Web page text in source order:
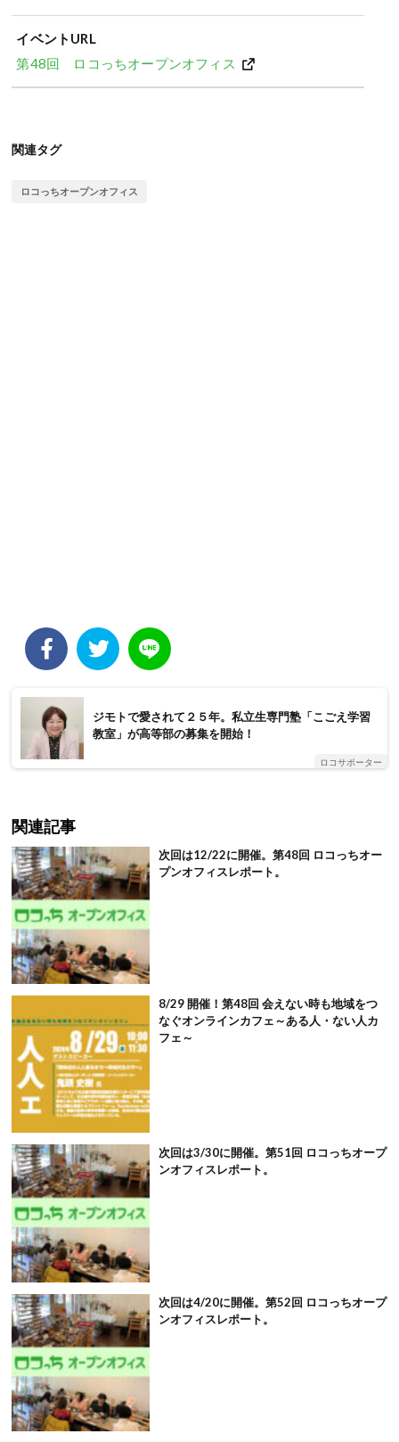
イベントURL
第48回 ロコっちオープンオフィス
関連タグ
ロコっちオープンオフィス
ジモトで愛されて２５年。私立生専門塾「こごえ学習
教室」が高等部の募集を開始！
ロコサポーター
関連記事
次回は12/22に開催。第48回 ロコっちオー
プンオフィスレポート。
8/29 開催！第48回 会えない時も地域をつ
なぐオンラインカフェ～ある人・ない人カ
フェ～
次回は3/30に開催。第51回 ロコっちオープ
ンオフィスレポート。
次回は4/20に開催。第52回 ロコっちオープ
ンオフィスレポート。